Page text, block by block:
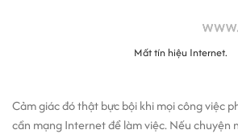
Mất tín hiệu Internet.
Cảm giác đó thật bực bội khi mọi công việc
cần mạng Internet để làm việc. Nếu chuyện